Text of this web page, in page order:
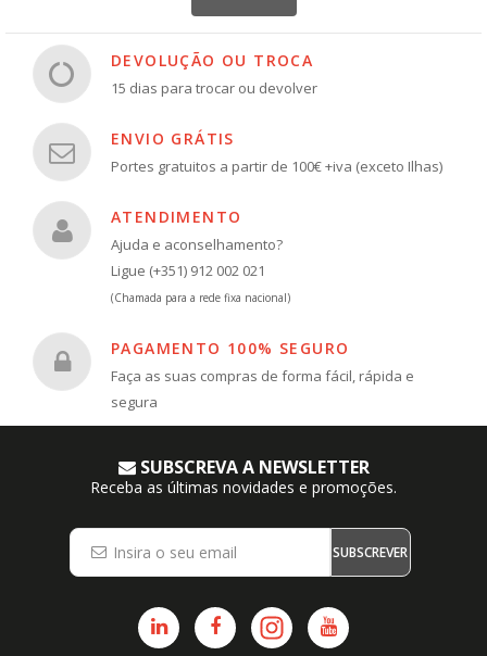
DEVOLUÇÃO OU TROCA
15 dias para trocar ou devolver
ENVIO GRÁTIS
Portes gratuitos a partir de 100€ +iva (exceto Ilhas)
ATENDIMENTO
Ajuda e aconselhamento?
Ligue (+351) 912 002 021
(Chamada para a rede fixa nacional)
PAGAMENTO 100% SEGURO
Faça as suas compras de forma fácil, rápida e
segura
SUBSCREVA A NEWSLETTER
Receba as últimas novidades e promoções.
SUBSCREVER